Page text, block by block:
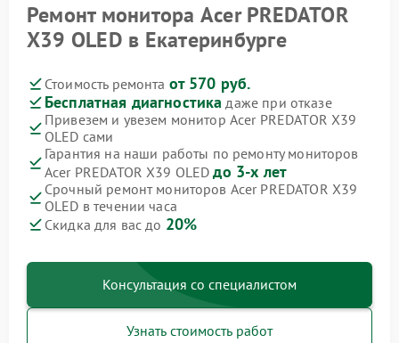
Ремонт монитора Acer PREDATOR
X39 OLED в Екатеринбурге
Стоимость ремонта от 570 руб.
Бесплатная диагностика даже при отказе
Привезем и увезем монитор Acer PREDATOR X39
OLED сами
Гарантия на наши работы по ремонту мониторов
Acer PREDATOR X39 OLEDдо 3-х лет
Срочный ремонт мониторов Acer PREDATOR X39
OLED в течении часа
Скидка для вас до 20%
Консультация со специалистом
Узнать стоимость работ